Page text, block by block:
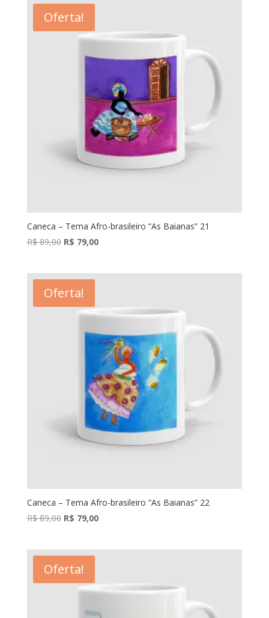
era:
R$ 89,00.
Oferta!
Caneca – Tema Afro-brasileiro “As Baianas” 21
R$89,00 O
era:
R$ 89,00.
R$ 79,00O
Oferta!
Caneca – Tema Afro-brasileiro “As Baianas” 22
R$89,00 O
era:
R$ 89,00.
R$ 79,00O
Oferta!